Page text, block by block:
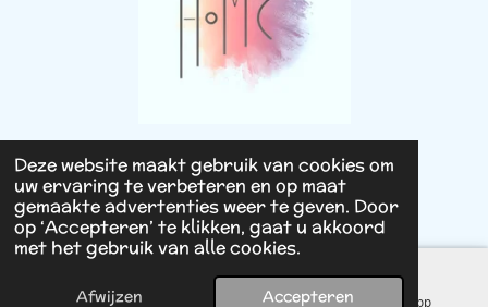
Deze website maakt gebruik van cookies om
uw ervaring te verbeteren en op maat
gemaakte advertenties weer te geven. Door
op ‘Accepteren’ te klikken, gaat u akkoord
met het gebruik van alle cookies.
Afwijzen Accepteren
© 2025 - 2026 House of Mini Cosmetics
Powered byJouwWeb
E-mailadres Facebook WhatsApp